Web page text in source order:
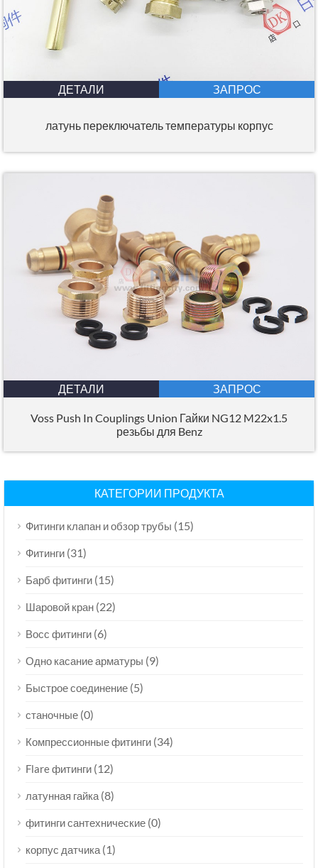
ДЕТАЛИ ЗАПРОС
латунь переключатель температуры корпус
ДЕТАЛИ ЗАПРОС
Voss Push In Couplings Union Гайки NG12 M22x1.5
резьбы для Benz
КАТЕГОРИИ ПРОДУКТА
Фитинги клапан и обзор трубы (15)
Фитинги (31)
Барб фитинги (15)
Шаровой кран (22)
Восс фитинги (6)
Одно касание арматуры (9)
Быстрое соединение (5)
станочные (0)
Компрессионные фитинги (34)
Flare фитинги (12)
латунная гайка (8)
фитинги сантехнические (0)
корпус датчика (1)